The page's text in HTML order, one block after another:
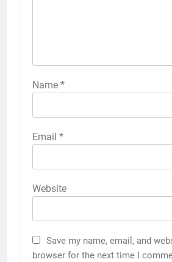
Name *
Email *
Website
Save my name, email, and
browser for the next time I